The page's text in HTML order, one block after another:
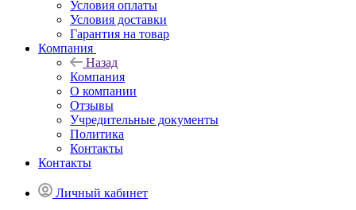
Условия оплаты
Условия доставки
Гарантия на товар
Компания
Назад
Компания
О компании
Отзывы
Учредительные документы
Политика
Контакты
Контакты
Личный кабинет